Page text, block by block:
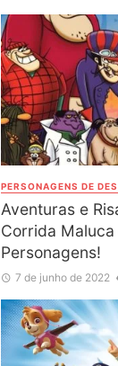
PERSONAGENS DE
Aventuras e
Corrida Maluca
Personagens!
7 de junho de 2022